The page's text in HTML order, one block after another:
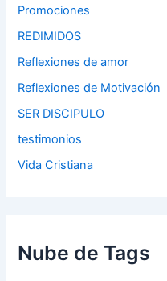
Promociones
REDIMIDOS
Reflexiones de amor
Reflexiones de Motivación
SER DISCIPULO
testimonios
Vida Cristiana
Nube de Tags